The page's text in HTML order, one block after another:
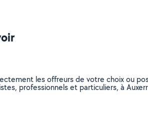
les offreurs de votre choix ou
professionnels et particuliers, à